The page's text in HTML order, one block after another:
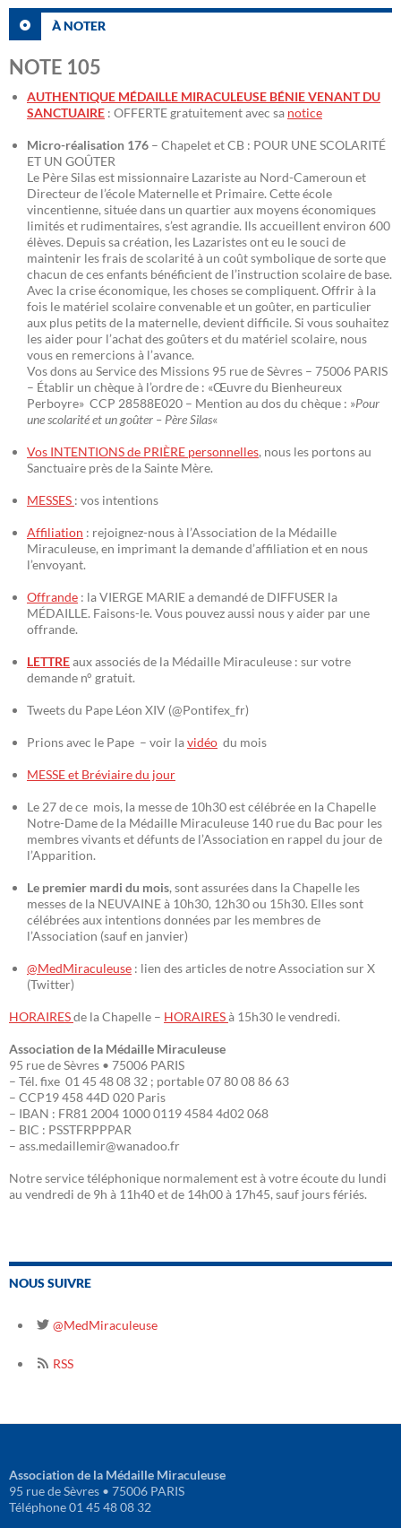
À NOTER
NOTE 105
AUTHENTIQUE MÉDAILLE MIRACULEUSE BÉNIE VENANT DU
SANCTUAIRE : OFFERTE gratuitement avec sa notice
Micro-réalisation 176 – Chapelet et CB : POUR UNE SCOLARITÉ
ET UN GOÛTER
Le Père Silas est missionnaire Lazariste au Nord-Cameroun et
Directeur de l’école Maternelle et Primaire. Cette école
vincentienne, située dans un quartier aux moyens économiques
limités et rudimentaires, s’est agrandie. Ils accueillent environ 600
élèves. Depuis sa création, les Lazaristes ont eu le souci de
maintenir les frais de scolarité à un coût symbolique de sorte que
chacun de ces enfants bénéficient de l’instruction scolaire de base.
Avec la crise économique, les choses se compliquent. Offrir à la
fois le matériel scolaire convenable et un goûter, en particulier
aux plus petits de la maternelle, devient difficile. Si vous souhaitez
les aider pour l’achat des goûters et du matériel scolaire, nous
vous en remercions à l’avance.
Vos dons au Service des Missions 95 rue de Sèvres – 75006 PARIS
– Établir un chèque à l’ordre de : «Œuvre du Bienheureux
Perboyre» CCP 28588E020 – Mention au dos du chèque : »Pour
une scolarité et un goûter – Père Silas«
Vos INTENTIONS de PRIÈRE personnelles, nous les portons au
Sanctuaire près de la Sainte Mère.
MESSES : vos intentions
Affiliation : rejoignez-nous à l’Association de la Médaille
Miraculeuse, en imprimant la demande d’affiliation et en nous
l’envoyant.
Offrande : la VIERGE MARIE a demandé de DIFFUSER la
MÉDAILLE. Faisons-le. Vous pouvez aussi nous y aider par une
offrande.
LETTREaux associés de la Médaille Miraculeuse : sur votre
demande n° gratuit.
Tweets du Pape Léon XIV (@Pontifex_fr)
Prions avec le Pape – voir lavidéo du mois
MESSE et Bréviaire du jour
Le 27 de ce mois, la messe de 10h30 est célébrée en la Chapelle
Notre-Dame de la Médaille Miraculeuse 140 rue du Bac pour les
membres vivants et défunts de l’Association en rappel du jour de
l’Apparition.
Le premier mardi du mois, sont assurées dans la Chapelle les
messes de la NEUVAINE à 10h30, 12h30 ou 15h30. Elles sont
célébrées aux intentions données par les membres de
l’Association (sauf en janvier)
@MedMiraculeuse : lien des articles de notre Association sur X
(Twitter)
HORAIRESde la Chapelle – HORAIRESà 15h30 le vendredi.
Association de la Médaille Miraculeuse
95 rue de Sèvres • 75006 PARIS
– Tél. fixe 01 45 48 08 32 ; portable 07 80 08 86 63
– CCP19 458 44D 020 Paris
– IBAN : FR81 2004 1000 0119 4584 4d02 068
– BIC : PSSTFRPPPAR
– ass.medaillemir@wanadoo.fr
Notre service téléphonique normalement est à votre écoute du lundi
au vendredi de 9h à 11h40 et de 14h00 à 17h45, sauf jours fériés.
NOUS SUIVRE
@MedMiraculeuse
RSS
Association de la Médaille Miraculeuse
95 rue de Sèvres • 75006 PARIS
Téléphone 01 45 48 08 32